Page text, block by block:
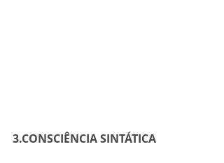
3.CONSCIÊNCIA SINTÁTICA